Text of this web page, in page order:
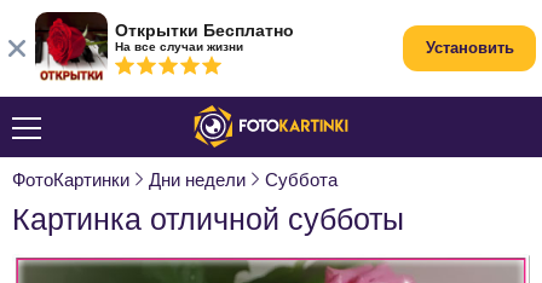
ФотоКартинки Дни недели Суббота
Картинка отличной субботы
Открытки Бесплатно
На все случаи жизни Установить